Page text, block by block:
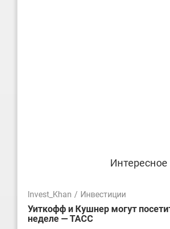
Invest_Khan / Инвестиции
Уиткофф и Кушнер могут
неделе — ТАСС